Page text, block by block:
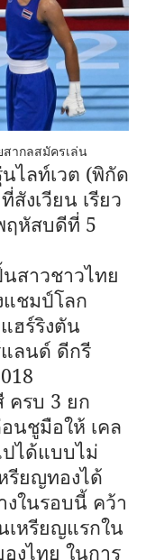
ากลสมัครเล่น
ไลท์เวต (พิกัด
สังเวียน เรียว
ฤหัสบดีที่ 5
สาวชาวไทย
แชมป์โลก
ฮร์ริงตัน
ลนด์ ดีกรี
ครบ 3 ยก
นชูมือให้ เคล
ปได้แบบไม่
รียญทองได้
งในรอบนี้ คว้า
เหรียญแรกใน
งไทย ในการ